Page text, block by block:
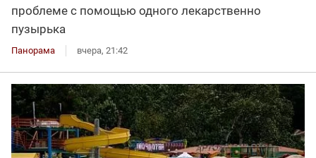
проблеме с помощью одного лекарственно
пузырька
Панорама вчера, 21:42